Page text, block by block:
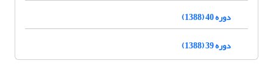
دوره 40 (1388)
دوره 39 (1388)